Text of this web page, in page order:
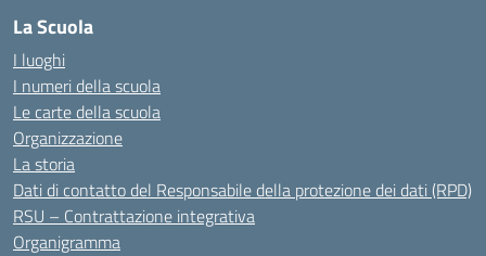
La Scuola
I luoghi
I numeri della scuola
Le carte della scuola
Organizzazione
La storia
Dati di contatto del Responsabile della protezione dei dati (RPD)
RSU – Contrattazione integrativa
Organigramma